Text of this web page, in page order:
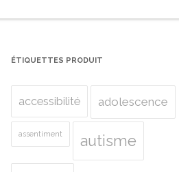
ÉTIQUETTES PRODUIT
accessibilité adolescence
assentiment autisme